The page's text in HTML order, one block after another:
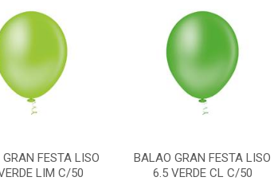
FESTA LISO
LIM C/50
BALAO GRAN FESTA LISO
6.5 VERDE CL C/50